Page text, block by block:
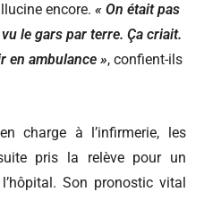
encore. « On était pas
le gars par terre. Ça criait.
en ambulance », confient-ils
charge à l’infirmerie, les
pris la relève pour un
Son pronostic vital